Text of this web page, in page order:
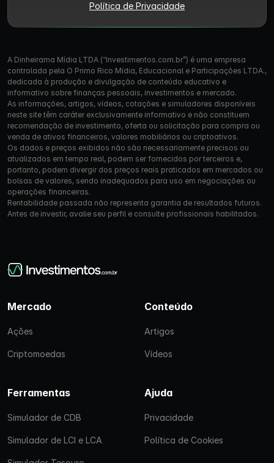
Política de Privacidade
A Dinheirama Mídia LTDA (“Investimentos.com.br”) é uma empresa
controlada pela O Primo Rico Mídia, Educacional e Participações LTDA.,
dedicada à produção e divulgação de conteúdo educativo e
informativo sobre finanças pessoais, investimentos e mercado.
As informações, artigos, vídeos, cotações e simuladores disponíveis
neste site têm caráter exclusivamente informativo e não constituem
recomendação de investimento, oferta ou solicitação para compra ou
venda de ativos financeiros, valores mobiliários ou criptoativos.
Os dados e preços exibidos não são necessariamente precisos ou
atualizados em tempo real, podem ser fornecidos por terceiros e,
portanto, podem divergir dos preços reais praticados em mercados ou
bolsas de valores, sendo inadequados para uso em negociações ou
operações financeiras.
Rentabilidade passada não representa garantia de resultados futuros.
Antes de investir, avalie seu perfil e consulte profissionais habilitados.
Mercado
Ações
Criptomoedas
Conteúdo
Artigos
Vídeos
Ferramentas
Simulador de CDB
Simulador de LCI e LCA
Ajuda
Privacidade
Política de Cookies